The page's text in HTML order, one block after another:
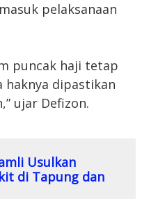
pelaksanaan
puncak haji tetap
haknya dipastikan
ujar Defizon.
Usulkan
di Tapung dan